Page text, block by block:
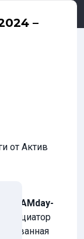
–
ITAMday-
Инициатор